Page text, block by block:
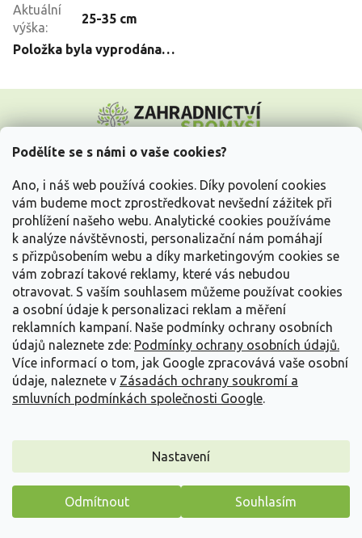
Podělíte se s námi o vaše cookies?
Ano, i náš web používá cookies. Díky povolení cookies
vám budeme moct zprostředkovat nevšední zážitek při
prohlížení našeho webu. Analytické cookies používáme
k analýze návštěvnosti, personalizační nám pomáhají
s přizpůsobením webu a díky marketingovým cookies se
vám zobrazí takové reklamy, které vás nebudou
otravovat. S vaším souhlasem můžeme používat cookies
a osobní údaje k personalizaci reklam a měření
reklamních kampaní. Naše podmínky ochrany osobních
údajů naleznete zde: Podmínky ochrany osobních údajů.
Více informací o tom, jak Google zpracovává vaše osobní
údaje, naleznete v Zásadách ochrany soukromí a
smluvních podmínkách společnosti Google.
Nastavení
Odmítnout Souhlasím
Aktuální
výška:
25-35 cm
Položka byla vyprodána…
p
Vše o nákupu
Informace pro Vás
Kontakujte nás
Vytvořil Shoptet
Copyright 2026Zahradnictví Spomyšl. Všechna práva
vyhrazena.
Máme pro vás malý dárek